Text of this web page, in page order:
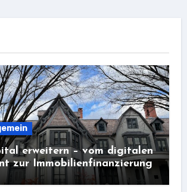
erweitern – vom digitalen
zur Immobilienfinanzierung